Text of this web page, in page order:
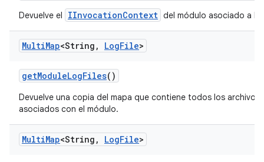
Devuelve el IInvocationContext del módulo asociado a
MultiMap<String , LogFile>
getModuleLogFiles()
Devuelve una copia del mapa que contiene todos los archivos
asociados con el módulo.
MultiMap<String , LogFile>